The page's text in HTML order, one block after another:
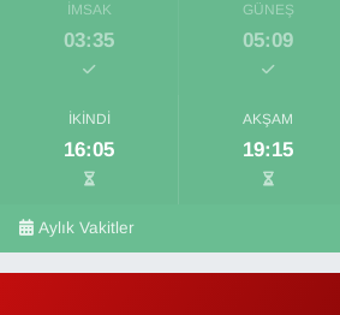
İMSAK
03:35
GÜNEŞ
05:09
İKINDI
16:05
AKŞAM
19:15
Aylık Vakitler